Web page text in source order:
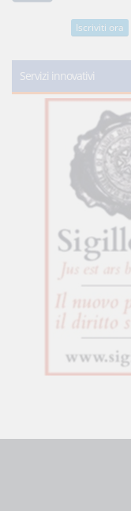
Iscriviti ora
Servizi innovativi